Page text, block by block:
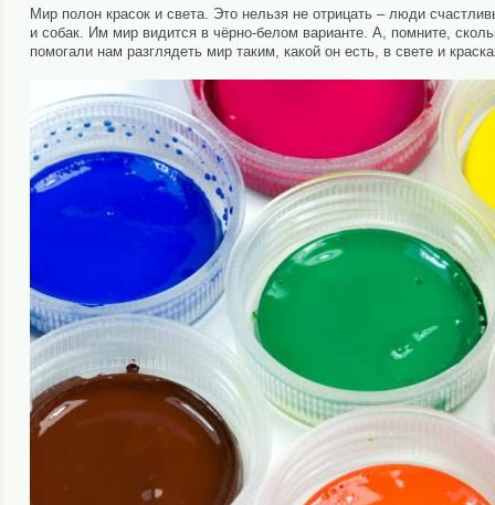
Мир полон красок и света. Это нельзя не отрицать – люди
и собак. Им мир видится в чёрно-белом варианте. А, помните,
помогали нам разглядеть мир таким, какой он есть, в свете и